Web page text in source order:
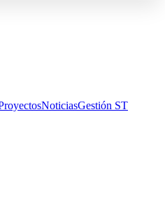
NoticiasGestión ST